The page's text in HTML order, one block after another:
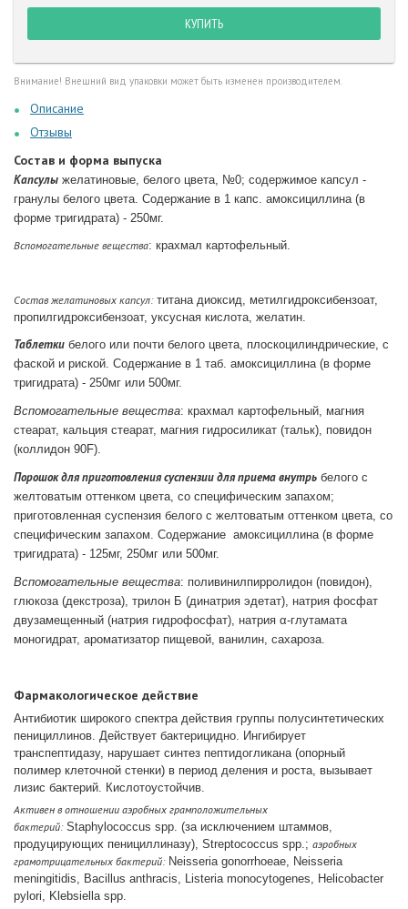
КУПИТЬ
Внимание! Внешний вид упаковки может быть изменен производителем.
Описание
Отзывы
Состав и форма выпуска
Капсулы желатиновые, белого цвета, №0; содержимое капсул -
гранулы белого цвета. Содержание в 1 капс. амоксициллина (в
форме тригидрата) - 250мг.
Вспомогательные вещества: крахмал картофельный.
Состав желатиновых капсул:титана диоксид, метилгидроксибензоат,
пропилгидроксибензоат, уксусная кислота, желатин.
Таблетки белого или почти белого цвета, плоскоцилиндрические, с
фаской и риской. Содержание в 1 таб. амоксициллина (в форме
тригидрата) - 250мг или 500мг.
Вспомогательные вещества: крахмал картофельный, магния
стеарат, кальция стеарат, магния гидросиликат (тальк), повидон
(коллидон 90F).
Порошок для приготовления суспензии для приема внутрь белого с
желтоватым оттенком цвета, со специфическим запахом;
приготовленная суспензия белого с желтоватым оттенком цвета, со
специфическим запахом. Содержание амоксициллина (в форме
тригидрата) - 125мг, 250мг или 500мг.
Вспомогательные вещества: поливинилпирролидон (повидон),
глюкоза (декстроза), трилон Б (динатрия эдетат), натрия фосфат
двузамещенный (натрия гидрофосфат), натрия α-глутамата
моногидрат, ароматизатор пищевой, ванилин, сахароза.
Фармакологическое действие
Антибиотик широкого спектра действия группы полусинтетических
пенициллинов. Действует бактерицидно. Ингибирует
транспептидазу, нарушает синтез пептидогликана (опорный
полимер клеточной стенки) в период деления и роста, вызывает
лизис бактерий. Кислотоустойчив.
Активен в отношении аэробных грамположительных
бактерий:Staphylococcus spp. (за исключением штаммов,
продуцирующих пенициллиназу), Streptococcus spp.; аэробных
грамотрицательных бактерий:Neisseria gonorrhoeae, Neisseria
meningitidis, Bacillus anthracis, Listeria monocytogenes, Helicobacter
pylori, Klebsiella spp.